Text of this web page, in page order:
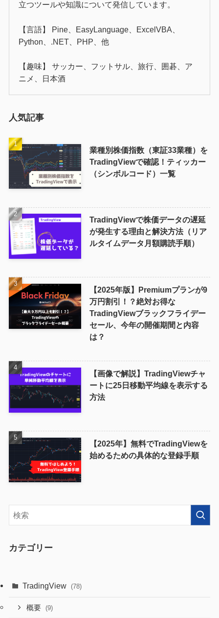
立つツールや知識について発信しています。
【言語】 Pine、EasyLanguage、ExcelVBA、
Python、.NET、PHP、他
【趣味】 サッカー、フットサル、旅行、囲碁、ア
ニメ、日本酒
人気記事
業種別株価指数（東証33業種）を
TradingViewで確認！ティッカー
（シンボルコード）一覧
TradingViewで株価データの遅延
が発生する理由と解決方法（リア
ルタイムデータ月額購読手順）
【2025年版】Premiumプランが9
万円割引！？絶対お得な
TradingViewブラックフライデー
セール、今年の開催期間と内容
は？
【画像で解説】TradingViewチャ
ートに25日移動平均線を表示する
方法
【2025年】無料でTradingViewを
始めるための具体的な登録手順
カテゴリー
TradingView (78)
概要 (9)